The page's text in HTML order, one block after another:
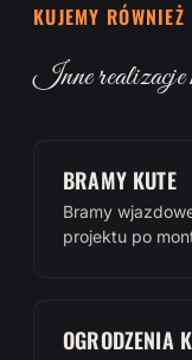
KUJEMY RÓWNIEŻ
Inne realizacje
BRAMY KUTE
Bramy
projektu po
OGRODZENIA